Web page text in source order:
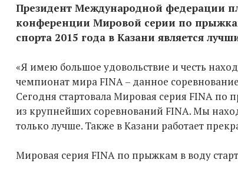
Президент Международной федерации
конференции Мировой серии по
спорта 2015 года в Казани является
«Я имею большое удовольствие и честь
чемпионат мира FINA – данное
Сегодня стартовала Мировая серия FINA по
из крупнейших соревнований FINA. Мы
только лучше. Также в Казани работает
Мировая серия FINA по прыжкам в воду